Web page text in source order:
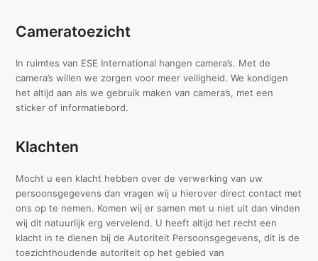
Cameratoezicht
In ruimtes van ESE International hangen camera’s. Met de
camera’s willen we zorgen voor meer veiligheid. We kondigen
het altijd aan als we gebruik maken van camera’s, met een
sticker of informatiebord.
Klachten
Mocht u een klacht hebben over de verwerking van uw
persoonsgegevens dan vragen wij u hierover direct contact met
ons op te nemen. Komen wij er samen met u niet uit dan vinden
wij dit natuurlijk erg vervelend. U heeft altijd het recht een
klacht in te dienen bij de Autoriteit Persoonsgegevens, dit is de
toezichthoudende autoriteit op het gebied van